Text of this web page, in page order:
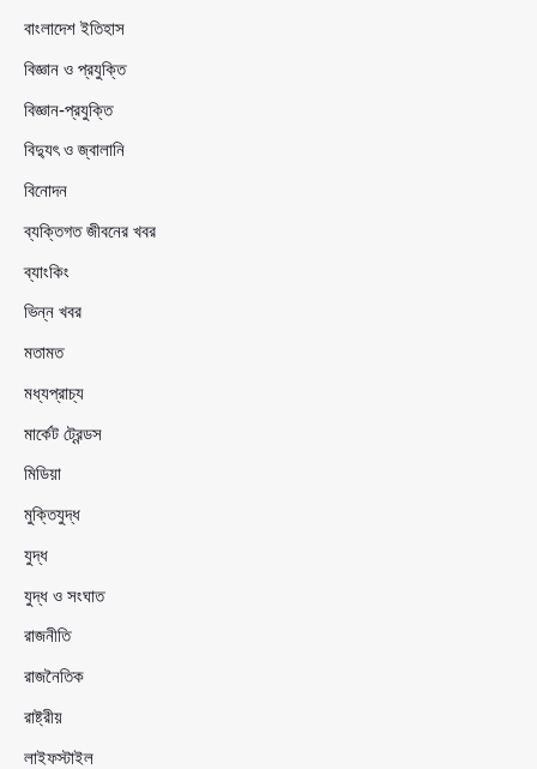
বাংলাদেশ ইতিহাস
বিজ্ঞান ও প্রযুক্তি
বিজ্ঞান-প্রযুক্তি
বিদ্যুৎ ও জ্বালানি
বিনোদন
ব্যক্তিগত জীবনের খবর
ব্যাংকিং
ভিন্ন খবর
মতামত
মধ্যপ্রাচ্য
মার্কেট ট্রেন্ডস
মিডিয়া
মুক্তিযুদ্ধ
যুদ্ধ
যুদ্ধ ও সংঘাত
রাজনীতি
রাজনৈতিক
রাষ্ট্রীয়
লাইফস্টাইল